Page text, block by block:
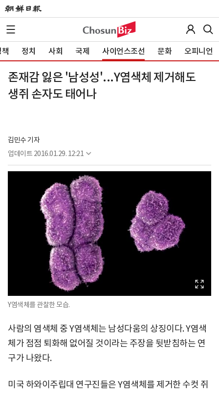
정치 사회 국제 사이언스조선 문화 오피니언
존재감 잃은 '남성성'...Y염색체 제거해도
생쥐 손자도 태어나
김민수 기자
업데이트 2016.01.29. 12:21
Y염색체를 관찰한 모습.
사람의 염색체 중 Y염색체는 남성다움의 상징이다. Y염색
체가 점점 퇴화해 없어질 것이라는 주장을 뒷받침하는 연
구가 나왔다.
미국 하와이주립대 연구진들은 Y염색체를 제거한 수컷 쥐